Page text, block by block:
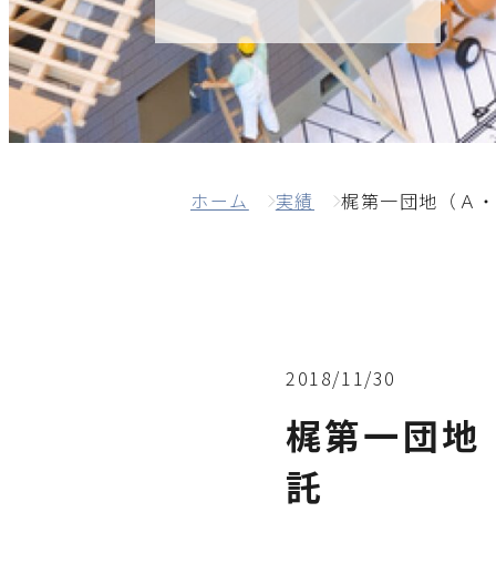
ホーム 実績 梶第一団地（Ａ
2018/11/30
梶第一団地
託